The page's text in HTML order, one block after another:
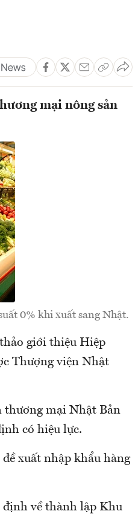
mại nông sản
0% khi xuất sang Nhật.
giới thiệu Hiệp
Thượng viện Nhật
thương mại Nhật Bản
có hiệu lực.
xuất nhập khẩu hàng
định về thành lập Khu